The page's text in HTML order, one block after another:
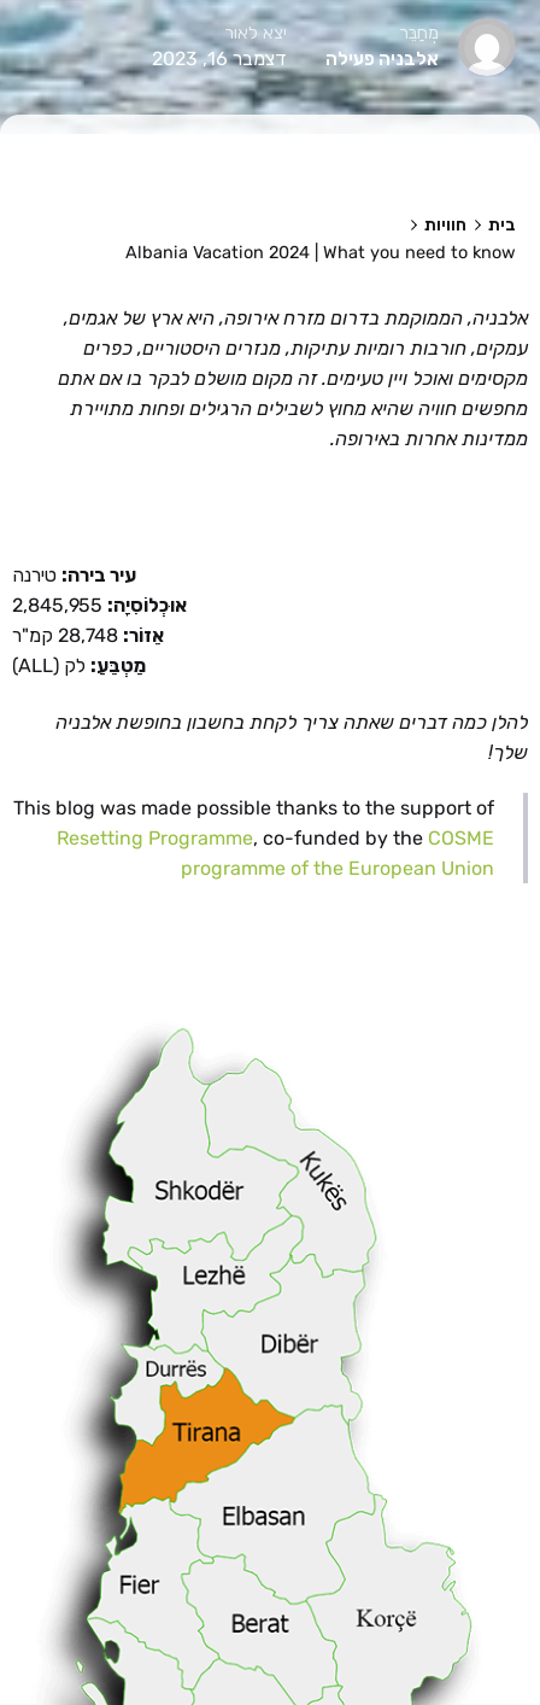
מְחַבֵּר
אלבניה פעילה
יצא לאור
דצמבר 16, 2023
בית
חוויות
Albania Vacation 2024 | What you need to know
אלבניה, הממוקמת בדרום מזרח אירופה, היא ארץ של אגמים,
עמקים, חורבות רומיות עתיקות, מנזרים היסטוריים, כפרים
מקסימים ואוכל ויין טעימים. זה מקום מושלם לבקר בו אם אתם
מחפשים חוויה שהיא מחוץ לשבילים הרגילים ופחות מתויירת
ממדינות אחרות באירופה.
עיר בירה: טירנה
אוּכְלוֹסִיָה:
אֵזוֹר:
מַטְבֵּעַ: לק (ALL)
להלן כמה דברים שאתה צריך לקחת בחשבון בחופשת אלבניה
שלך!
This blog was made possible thanks to the support of
Resetting Programme, co-funded by the COSME
programme of the European Union